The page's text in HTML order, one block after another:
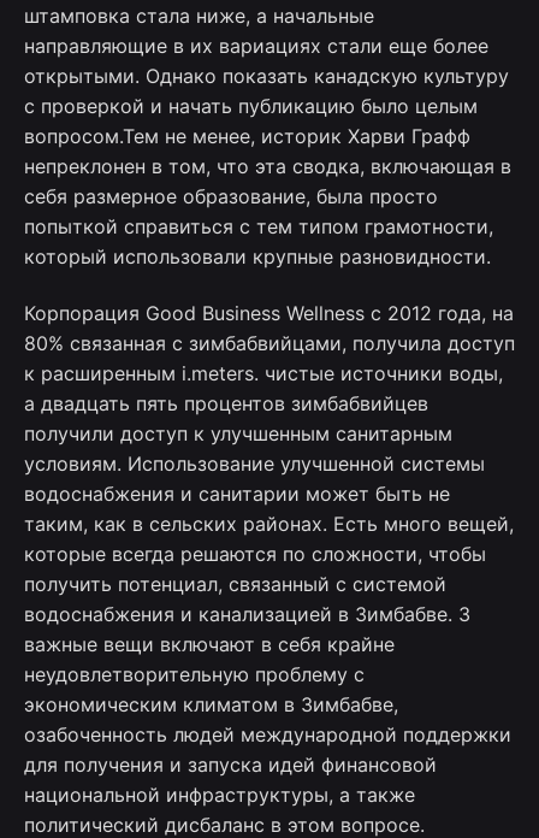
штамповка стала ниже, а начальные
направляющие в их вариациях стали еще более
открытыми. Однако показать канадскую культуру
с проверкой и начать публикацию было целым
вопросом.Тем не менее, историк Харви Графф
непреклонен в том, что эта сводка, включающая в
себя размерное образование, была просто
попыткой справиться с тем типом грамотности,
который использовали крупные разновидности.
Корпорация Good Business Wellness с 2012 года, на
80% связанная с зимбабвийцами, получила доступ
к расширенным i.meters. чистые источники воды,
а двадцать пять процентов зимбабвийцев
получили доступ к улучшенным санитарным
условиям. Использование улучшенной системы
водоснабжения и санитарии может быть не
таким, как в сельских районах. Есть много вещей,
которые всегда решаются по сложности, чтобы
получить потенциал, связанный с системой
водоснабжения и канализацией в Зимбабве. 3
важные вещи включают в себя крайне
неудовлетворительную проблему с
экономическим климатом в Зимбабве,
озабоченность людей международной поддержки
для получения и запуска идей финансовой
национальной инфраструктуры, а также
политический дисбаланс в этом вопросе.